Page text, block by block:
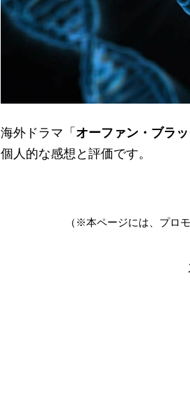
海外ドラマ「 オーファン・ブラ
個人的な感想と評価です。
（※本ページには、プロ